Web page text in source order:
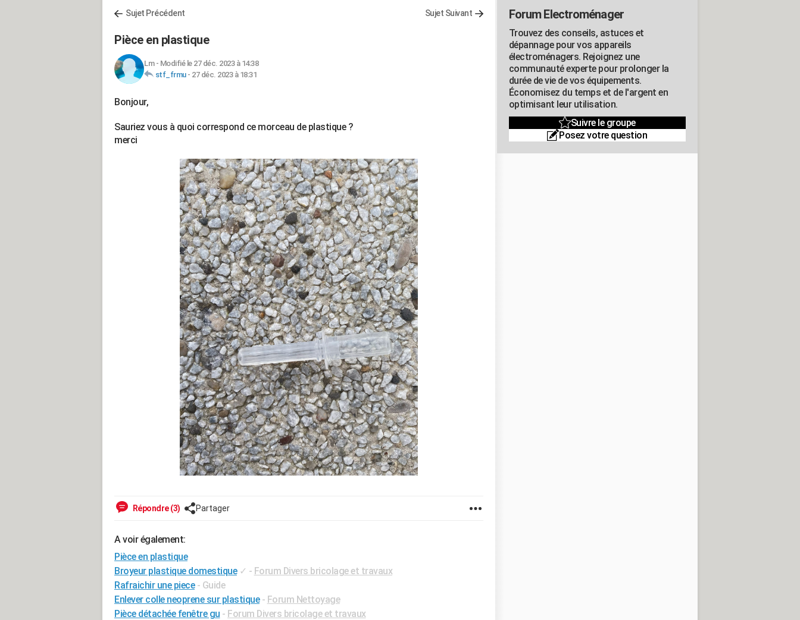
Sujet Précédent Sujet Suivant
Pièce en plastique
Lm- Modifié le 27 déc. 2023 à 14:38
stf_frmu- 27 déc. 2023 à 18:31
Bonjour,
Sauriez vous à quoi correspond ce morceau de plastique ?
merci
Répondre (3) Partager
A voir également:
Pièce en plastique
Broyeur plastique domestique ✓ - Forum Divers bricolage et travaux
Rafraichir une piece - Guide
Enlever colle neoprene sur plastique - Forum Nettoyage
Pièce détachée fenêtre gu - Forum Divers bricolage et travaux
Forum Electroménager
Trouvez des conseils, astuces et
dépannage pour vos appareils
électroménagers. Rejoignez une
communauté experte pour prolonger la
durée de vie de vos équipements.
Économisez du temps et de l'argent en
optimisant leur utilisation.
Suivre le groupe
Posez votre question